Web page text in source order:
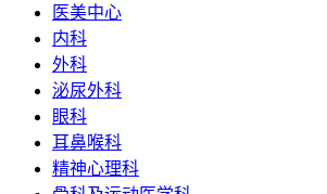
医美中心
内科
外科
泌尿外科
眼科
耳鼻喉科
精神心理科